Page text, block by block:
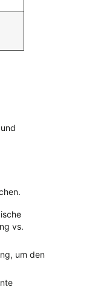
vs.
um den